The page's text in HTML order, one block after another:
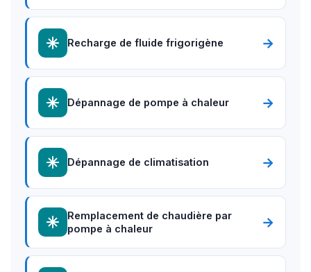
Recharge de fluide frigorigène →
Dépannage de pompe à chaleur →
Dépannage de climatisation →
Remplacement de chaudière par
pompe à chaleur
→